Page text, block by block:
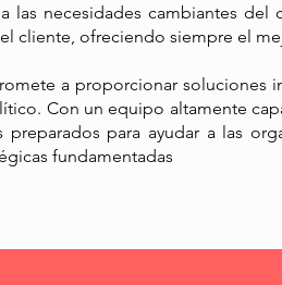
las necesidades cambiantes del
cliente, ofreciendo siempre el
a proporcionar soluciones
Con un equipo altamente
para ayudar a las
fundamentadas